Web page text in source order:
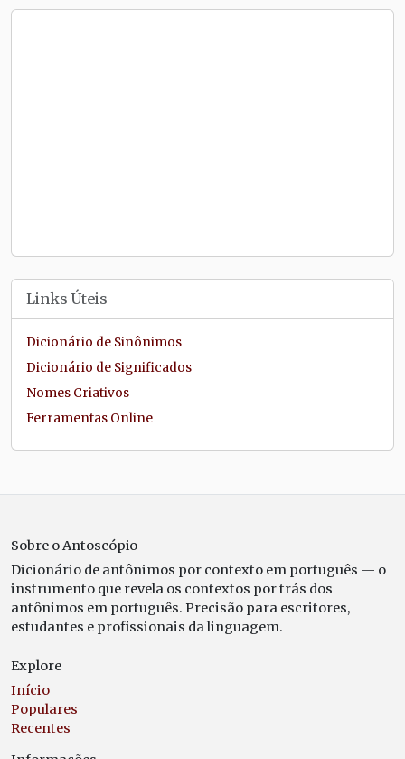
Links Úteis
Dicionário de Sinônimos
Dicionário de Significados
Nomes Criativos
Ferramentas Online
Sobre o Antoscópio
Dicionário de antônimos por contexto em português — o
instrumento que revela os contextos por trás dos
antônimos em português. Precisão para escritores,
estudantes e profissionais da linguagem.
Explore
Início
Populares
Recentes